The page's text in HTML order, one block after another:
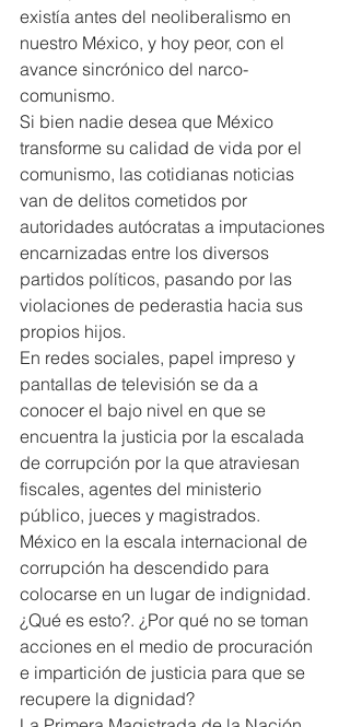
existía antes del neoliberalismo en
nuestro México, y hoy peor, con el
avance sincrónico del narco-
comunismo.
Si bien nadie desea que México
transforme su calidad de vida por el
comunismo, las cotidianas noticias
van de delitos cometidos por
autoridades autócratas a imputaciones
encarnizadas entre los diversos
partidos políticos, pasando por las
violaciones de pederastia hacia sus
propios hijos.
En redes sociales, papel impreso y
pantallas de televisión se da a
conocer el bajo nivel en que se
encuentra la justicia por la escalada
de corrupción por la que atraviesan
fiscales, agentes del ministerio
público, jueces y magistrados.
México en la escala internacional de
corrupción ha descendido para
colocarse en un lugar de indignidad.
¿Qué es esto?. ¿Por qué no se toman
acciones en el medio de procuración
e impartición de justicia para que se
recupere la dignidad?